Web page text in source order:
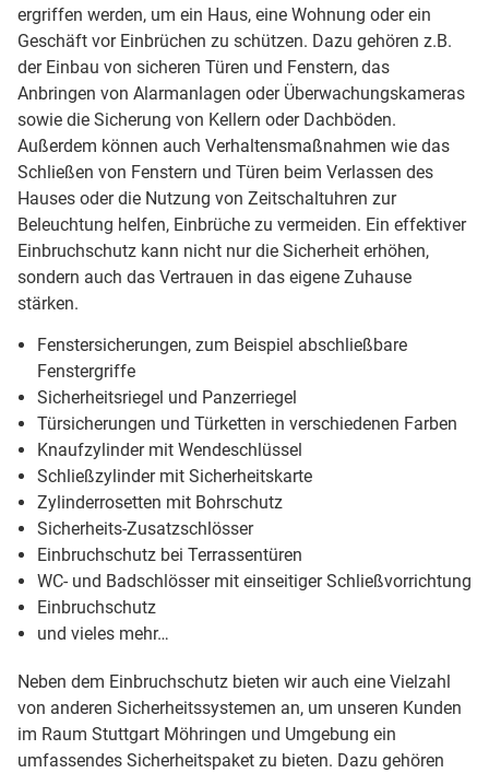
ergriffen werden, um ein Haus, eine Wohnung oder ein
Geschäft vor Einbrüchen zu schützen. Dazu gehören z.B.
der Einbau von sicheren Türen und Fenstern, das
Anbringen von Alarmanlagen oder Überwachungskameras
sowie die Sicherung von Kellern oder Dachböden.
Außerdem können auch Verhaltensmaßnahmen wie das
Schließen von Fenstern und Türen beim Verlassen des
Hauses oder die Nutzung von Zeitschaltuhren zur
Beleuchtung helfen, Einbrüche zu vermeiden. Ein effektiver
Einbruchschutz kann nicht nur die Sicherheit erhöhen,
sondern auch das Vertrauen in das eigene Zuhause
stärken.
Fenstersicherungen, zum Beispiel abschließbare
Fenstergriffe
Sicherheitsriegel und Panzerriegel
Türsicherungen und Türketten in verschiedenen Farben
Knaufzylinder mit Wendeschlüssel
Schließzylinder mit Sicherheitskarte
Zylinderrosetten mit Bohrschutz
Sicherheits-Zusatzschlösser
Einbruchschutz bei Terrassentüren
WC- und Badschlösser mit einseitiger Schließvorrichtung
Einbruchschutz
und vieles mehr…
Neben dem Einbruchschutz bieten wir auch eine Vielzahl
von anderen Sicherheitssystemen an, um unseren Kunden
im Raum Stuttgart Möhringen und Umgebung ein
umfassendes Sicherheitspaket zu bieten. Dazu gehören